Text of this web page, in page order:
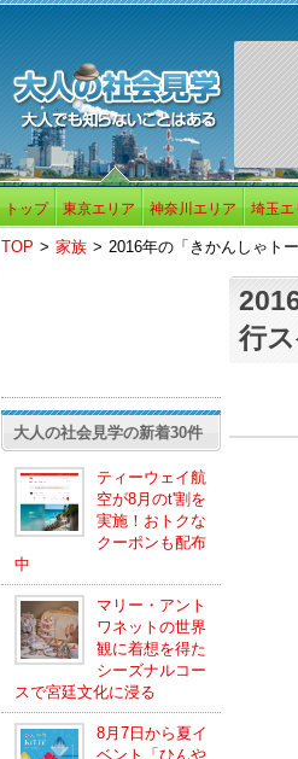
トップ 東京エリア 神奈川エリア 埼玉エ
TOP > 家族 > 2016年の「きかんしゃト
大人の社会見学の新着30件
ティーウェイ航
空が8月のt'割を
実施！おトクな
クーポンも配布
中
マリー・アント
ワネットの世界
観に着想を得た
シーズナルコー
スで宮廷文化に浸る
8月7日から夏イ
ベント「ひんや
行